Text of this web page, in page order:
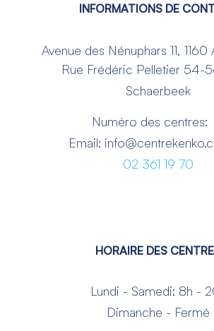
INFORMATIONS DE
Avenue des Nénuphars 11,
Rue Frédéric Pelletier 54-
Schaerbeek
Numéro des centres:
Email:
02 361 19 70
HORAIRE DES
Lundi - Samedi: 8h -
Dimanche - Fermé